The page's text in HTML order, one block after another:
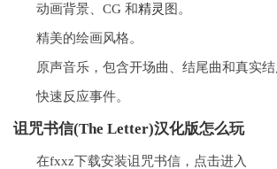
动画背景、CG 和精灵 图。
精美的绘画风格。
原声音乐，包含开场曲、结尾曲和真实结
快速反应事件。
诅咒书信(The Letter)汉化版怎么玩
在fxxz下载安装诅咒书信，点击进入